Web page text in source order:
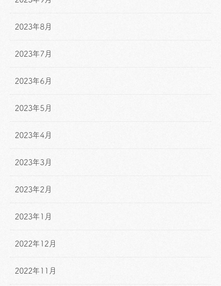
2023年8月
2023年7月
2023年6月
2023年5月
2023年4月
2023年3月
2023年2月
2023年1月
2022年12月
2022年11月